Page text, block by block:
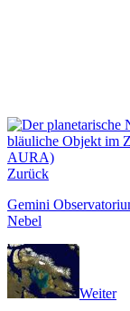
Zurück
Gemini
Nebel
Weiter